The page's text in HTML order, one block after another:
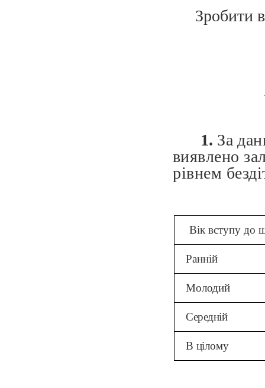
Зробити
1. За
виявлено
рівнем
Вік вступу до
Ранній
Молодий
Середній
В цілому